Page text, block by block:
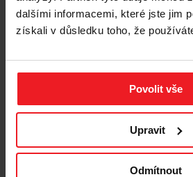
dalšími informacemi, které jste jim
získali v důsledku toho, že
Povolit vše
Upravit
Odmítnout
Sleva -8%